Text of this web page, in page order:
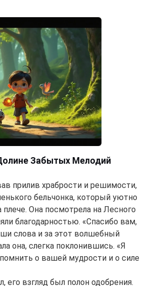
Забытых Мелодий
прилив храбрости и решимости,
бельчонка, который уютно
плече. Она посмотрела на Лесного
благодарностью. «Спасибо вам,
слова и за этот волшебный
она, слегка поклонившись. «Я
о вашей мудрости и о силе
его взгляд был полон одобрения.